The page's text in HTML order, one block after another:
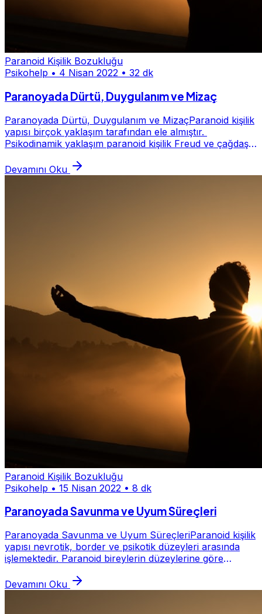
Paranoid Kişilik Bozukluğu
Psikohelp • 4 Nisan 2022 • 32 dk
Paranoyada Dürtü, Duygulanım ve Mizaç
Paranoyada Dürtü, Duygulanım ve MizaçParanoid kişilik
yapısı birçok yaklaşım tarafından ele almıştır.
Psikodinamik yaklaşım paranoid kişilik Freud ve çağdaş
Devamını Oku
Paranoid Kişilik Bozukluğu
Psikohelp • 15 Nisan 2022 • 8 dk
Paranoyada Savunma ve Uyum Süreçleri
Paranoyada Savunma ve Uyum SüreçleriParanoid kişilik
yapısı nevrotik, border ve psikotik düzeyleri arasında
işlemektedir. Paranoid bireylerin düzeylerine göre
Devamını Oku